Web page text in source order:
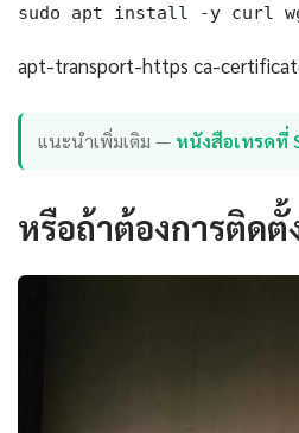
sudo apt install -y curl
apt-transport-https ca-
แนะนำเพิ่มเติม — หนังสือเทรดที่
หรือถ้าต้องการติด